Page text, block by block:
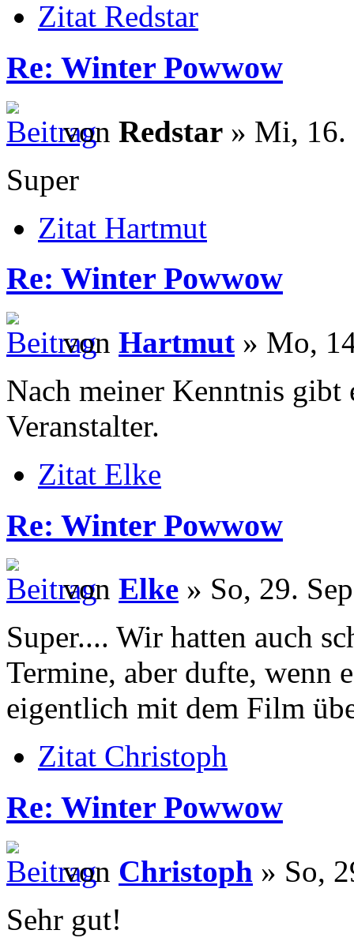
Zitat Redstar
Re: Winter Powwow
von Redstar » Mi, 16.
Super
Zitat Hartmut
Re: Winter Powwow
von Hartmut » Mo,
Nach meiner Kenntnis gibt
Veranstalter.
Zitat Elke
Re: Winter Powwow
von Elke » So, 29.
Super.... Wir hatten auch
Termine, aber dufte, wenn
eigentlich mit dem Film
Zitat Christoph
Re: Winter Powwow
von Christoph » So,
Sehr gut!